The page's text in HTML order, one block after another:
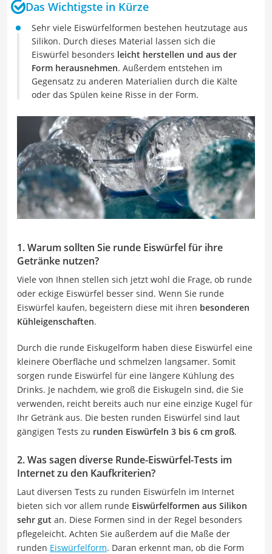
Das Wichtigste in Kürze
Sehr viele Eiswürfelformen bestehen heutzutage aus
Silikon. Durch dieses Material lassen sich die
Eiswürfel besonders leicht herstellen und aus der
Form herausnehmen. Außerdem entstehen im
Gegensatz zu anderen Materialien durch die Kälte
oder das Spülen keine Risse in der Form.
1. Warum sollten Sie runde Eiswürfel für ihre
Getränke nutzen?
Viele von Ihnen stellen sich jetzt wohl die Frage, ob runde
oder eckige Eiswürfel besser sind. Wenn Sie runde
Eiswürfel kaufen, begeistern diese mit ihren besonderen
Kühleigenschaften.
Durch die runde Eiskugelform haben diese Eiswürfel eine
kleinere Oberfläche und schmelzen langsamer. Somit
sorgen runde Eiswürfel für eine längere Kühlung des
Drinks. Je nachdem, wie groß die Eiskugeln sind, die Sie
verwenden, reicht bereits auch nur eine einzige Kugel für
Ihr Getränk aus. Die besten runden Eiswürfel sind laut
gängigen Tests zu runden Eiswürfeln 3 bis 6 cm groß.
2. Was sagen diverse Runde-Eiswürfel-Tests im
Internet zu den Kaufkriterien?
Laut diversen Tests zu runden Eiswürfeln im Internet
bieten sich vor allem runde Eiswürfelformen aus Silikon
sehr gut an. Diese Formen sind in der Regel besonders
pflegeleicht. Achten Sie außerdem auf die Maße der
runden Eiswürfelform. Daran erkennt man, ob die Form